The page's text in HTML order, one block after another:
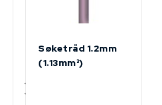
Søketråd 1.2mm
(1.13mm²)